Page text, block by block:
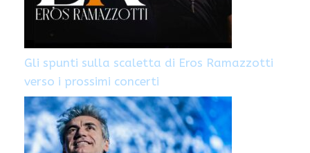
Gli spunti sulla scaletta di Eros Ramazzotti
verso i prossimi concerti